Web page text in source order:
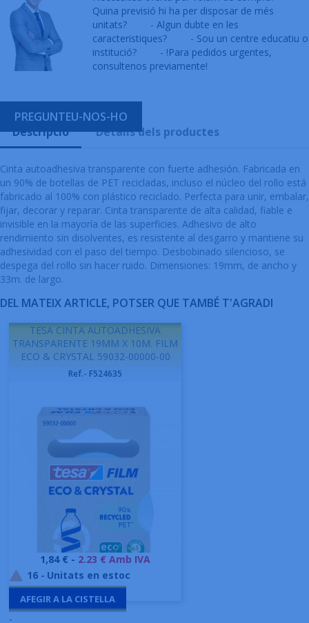
Quina previsió hi ha per disposar de més
unitats?
- Algun dubte en les
caracteristiques?
- Sou un centre educatiu o
institució?
- !Para pedidos urgentes,
consultenos previamente!
PREGUNTEU-NOS-HO
Descripció
Detalls dels productes
Cinta autoadhesiva transparente con fuerte adhesión. Fabricada en
un 90% de botellas de PET recicladas, incluso el núcleo del rollo está
fabricado al 100% con plástico reciclado. Perfecta para unir, embalar,
fijar, decorar y reparar. Cinta transparente de alta calidad, fiable e
invisible en la mayoría de las superficies. Adhesivo de alto
rendimiento sin disolventes, es resistente al desgarro y mantiene su
adhesividad con el paso del tiempo. Desbobinado silencioso, se
despega del rollo sin hacer ruido. Dimensiones: 19mm, de ancho y
33m. de largo.
DEL MATEIX ARTICLE, POTSER QUE TAMBÉ T'AGRADI
TESA CINTA AUTOADHESIVA
TRANSPARENTE 19MM X 10M. FILM
ECO & CRYSTAL 59032-00000-00
Ref.- F524635
Preu
1,84 € - 2.23 € Amb IVA
 16 - Unitats en estoc
AFEGIR A LA CISTELLA
-